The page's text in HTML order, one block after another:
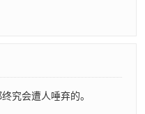
究会遭人唾弃的。